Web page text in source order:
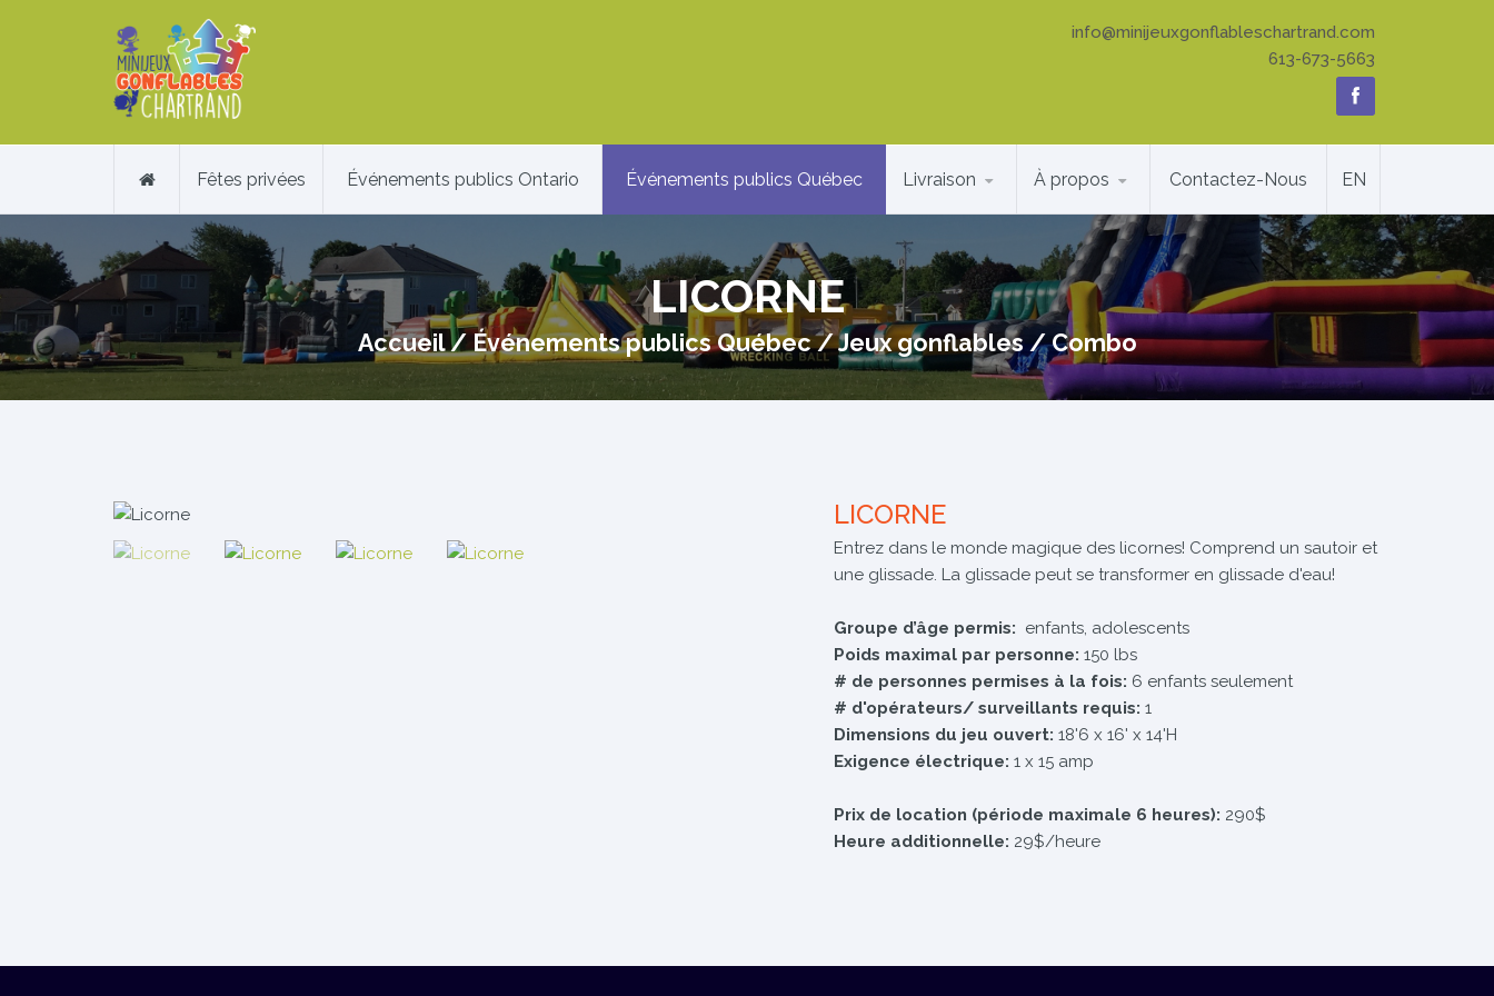
info@minijeuxgonflableschartrand.com
613-673-5663
Fêtes privées Événements publics Ontario Événements publics Québec Livraison À propos Contactez-Nous EN
LICORNE
Accueil/Événements publics Québec/Jeux gonflables /Combo
LICORNE
Entrez dans le monde magique des licornes! Comprend un sautoir et
une glissade. La glissade peut se transformer en glissade d'eau!
Groupe d’âge permis: enfants, adolescents
Poids maximal par personne: 150 lbs
# de personnes permises à la fois: 6 enfants seulement
# d'opérateurs/ surveillants requis: 1
Dimensions du jeu ouvert: 18'6 x 16' x 14'H
Exigence électrique: 1 x 15 amp
Prix de location (période maximale 6 heures): 290$
Heure additionnelle: 29$/heure